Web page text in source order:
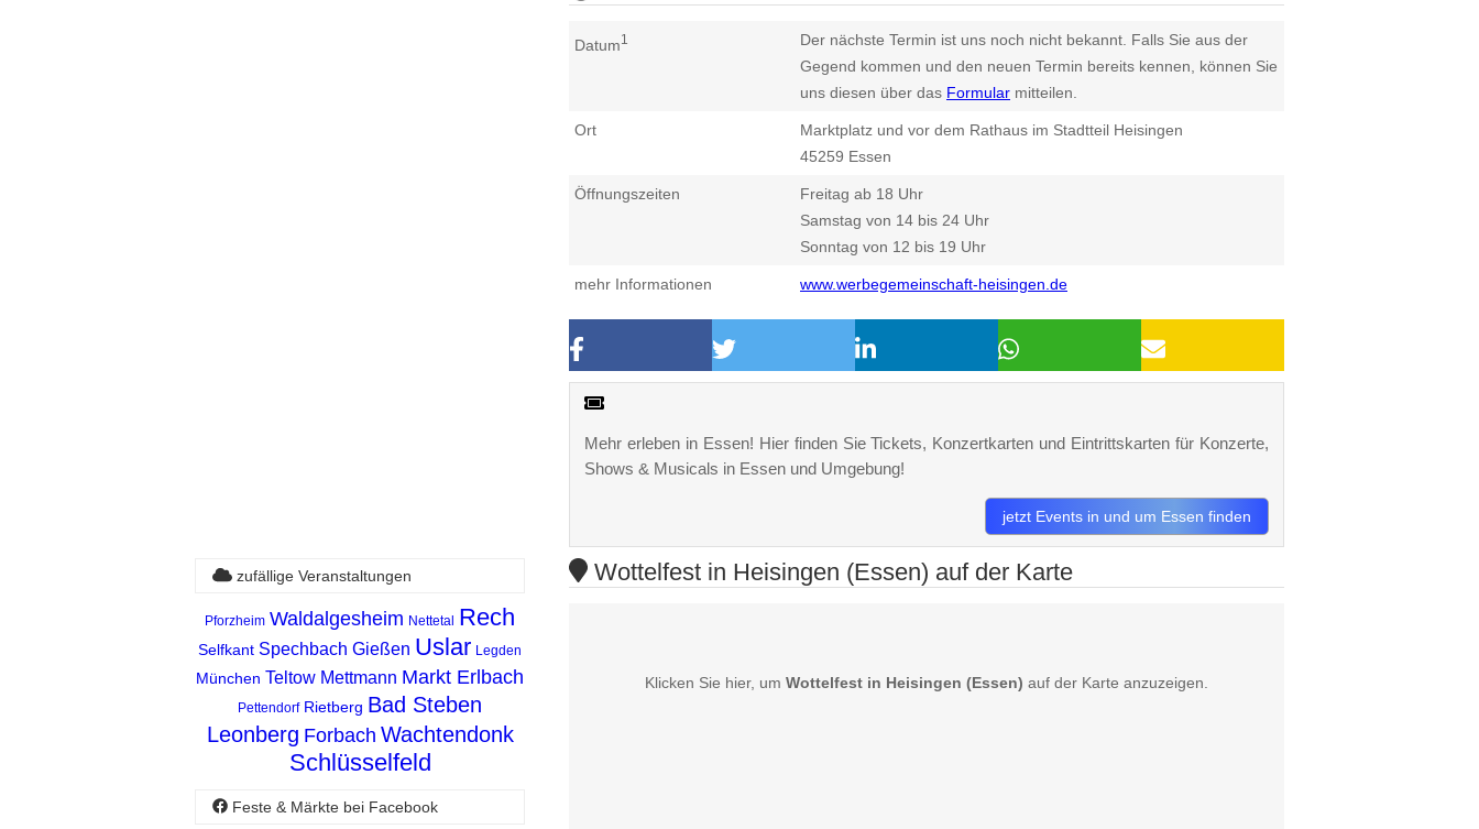
Datum1
Der nächste Termin ist uns noch nicht bekannt. Falls Sie aus der
Gegend kommen und den neuen Termin bereits kennen, können Sie
uns diesen über das Formular mitteilen.
Ort
Marktplatz und vor dem Rathaus im Stadtteil Heisingen
45259 Essen
Öffnungszeiten
Freitag ab 18 Uhr
Samstag von 14 bis 24 Uhr
Sonntag von 12 bis 19 Uhr
mehr Informationen www.werbegemeinschaft-heisingen.de
Mehr erleben in Essen! Hier finden Sie Tickets, Konzertkarten und Eintrittskarten für Konzerte,
Shows & Musicals in Essen und Umgebung!
jetzt Events in und um Essen finden
Wottelfest in Heisingen (Essen) auf der Karte
Klicken Sie hier, um Wottelfest in Heisingen (Essen) auf der Karte anzuzeigen.
zufällige Veranstaltungen
Pforzheim Waldalgesheim Nettetal Rech
Selfkant Spechbach Gießen Uslar Legden
München Teltow Mettmann Markt Erlbach
Pettendorf Rietberg Bad Steben
Leonberg Forbach Wachtendonk
Schlüsselfeld
Feste & Märkte bei Facebook